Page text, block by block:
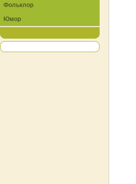
Фольклор
Юмор